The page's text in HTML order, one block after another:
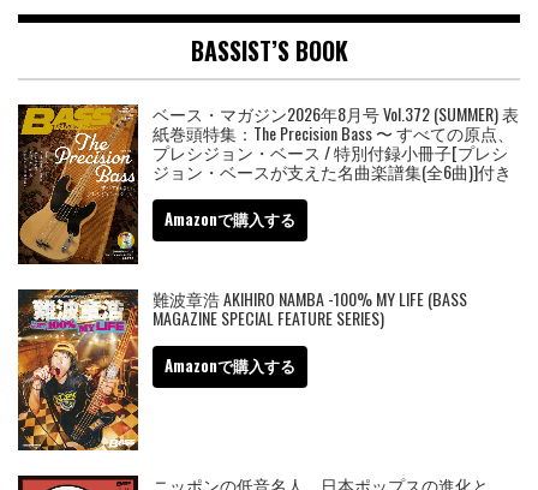
BASSIST’S BOOK
ベース・マガジン2026年8月号 Vol.372 (SUMMER) 表
紙巻頭特集：The Precision Bass 〜 すべての原点、
プレシジョン・ベース / 特別付録小冊子[プレシ
ジョン・ベースが支えた名曲楽譜集(全6曲)]付き
Amazonで購入する
難波章浩 AKIHIRO NAMBA -100% MY LIFE (BASS
MAGAZINE SPECIAL FEATURE SERIES)
Amazonで購入する
ニッポンの低音名人 日本ポップスの進化と、